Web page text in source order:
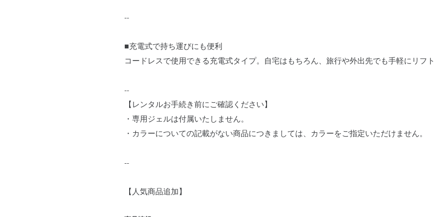
--
■充電式で持ち運びにも便利
コードレスで使用できる充電式タイプ。自宅はもちろん、旅行や外出先でも手軽にリフト
--
【レンタルお手続き前にご確認ください】
・専用ジェルは付属いたしません。
・カラーについての記載がない商品につきましては、カラーをご指定いただけません。
--
【人気商品追加】